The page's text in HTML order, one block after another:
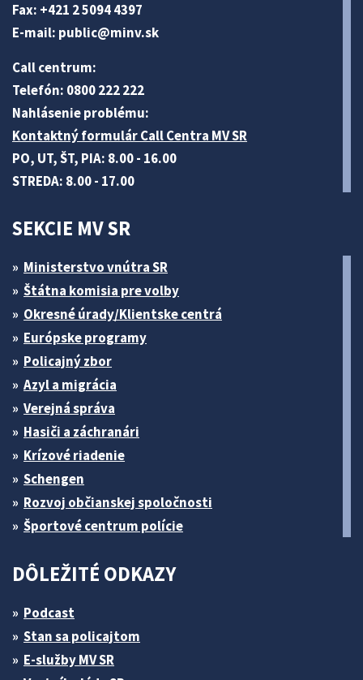
Fax: +421 2 5094 4397
E-mail: public@minv.sk
Call centrum:
Telefón: 0800 222 222
Nahlásenie problému:
Kontaktný formulár Call Centra MV SR
PO, UT, ŠT, PIA: 8.00 - 16.00
STREDA: 8.00 - 17.00
SEKCIE MV SR
Ministerstvo vnútra SR
Štátna komisia pre volby
Okresné úrady/Klientske centrá
Európske programy
Policajný zbor
Azyl a migrácia
Verejná správa
Hasiči a záchranári
Krízové riadenie
Schengen
Rozvoj občianskej spoločnosti
Športové centrum polície
DÔLEŽITÉ ODKAZY
Podcast
Stan sa policajtom
E-služby MV SR